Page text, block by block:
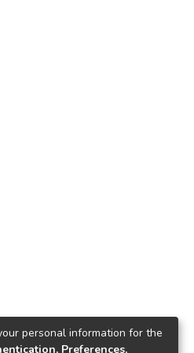
personal information for the
Preferences,